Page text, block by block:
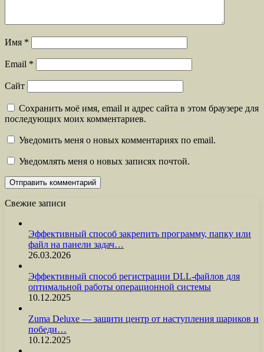
Имя *
Email *
Сайт
Сохранить моё имя, email и адрес сайта в этом браузере для
последующих моих комментариев.
Уведомить меня о новых комментариях по email.
Уведомлять меня о новых записях почтой.
Свежие записи
Эффективный способ закрепить программу, папку или
файл на панели задач…
26.03.2026
Эффективный способ регистрации DLL-файлов для
оптимальной работы операционной системы
10.12.2025
Zuma Deluxe — защити центр от наступления шариков и
победи…
10.12.2025